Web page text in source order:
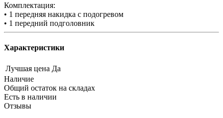
Комплектация:
• 1 передняя накидка с подогревом
• 1 передний подголовник
Характеристики
Лучшая цена Да
Наличие
Общий остаток на складах
Есть в наличии
Отзывы